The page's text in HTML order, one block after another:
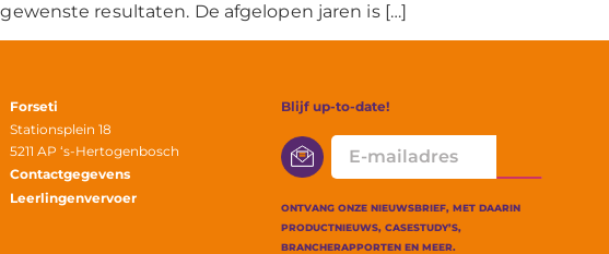
resultaten. De afgelopen jaren is […]
Forseti
Stationsplein 18
5211 AP ‘s-Hertogenbosch
Contactgegevens
Leerlingenvervoer
Blijf up-to-date!
E-
mailadres
ONTVANG ONZE NIEUWSBRIEF, MET DAARIN
PRODUCTNIEUWS, CASESTUDY’S,
BRANCHERAPPORTEN EN MEER.